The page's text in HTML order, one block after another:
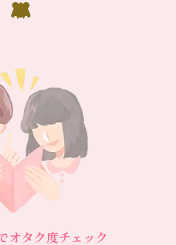
オタク度チェック